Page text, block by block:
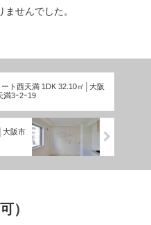
せんでした。
ト西天満 1DK 32.10㎡│大阪
満3ｰ2ｰ19
大阪市
）